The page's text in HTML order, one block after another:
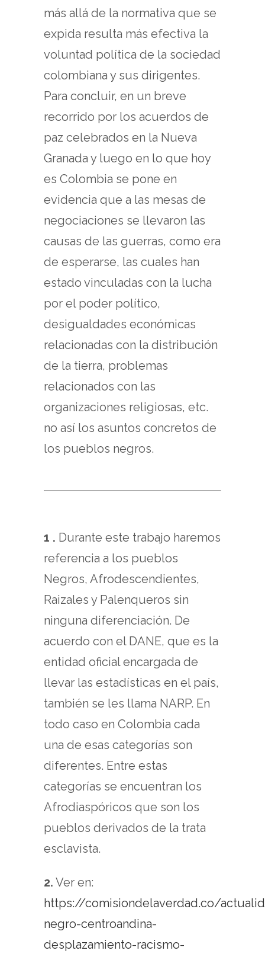
más allá de la normativa que se
expida resulta más efectiva la
voluntad política de la sociedad
colombiana y sus dirigentes.
Para concluir, en un breve
recorrido por los acuerdos de
paz celebrados en la Nueva
Granada y luego en lo que hoy
es Colombia se pone en
evidencia que a las mesas de
negociaciones se llevaron las
causas de las guerras, como era
de esperarse, las cuales han
estado vinculadas con la lucha
por el poder político,
desigualdades económicas
relacionadas con la distribución
de la tierra, problemas
relacionados con las
organizaciones religiosas, etc.
no así los asuntos concretos de
los pueblos negros.
1 . Durante este trabajo haremos
referencia a los pueblos
Negros, Afrodescendientes,
Raizales y Palenqueros sin
ninguna diferenciación. De
acuerdo con el DANE, que es la
entidad oficial encargada de
llevar las estadísticas en el país,
también se les llama NARP. En
todo caso en Colombia cada
una de esas categorías son
diferentes. Entre estas
categorías se encuentran los
Afrodiaspóricos que son los
pueblos derivados de la trata
esclavista.
2. Ver en:
https://comisiondelaverdad.co/
negro-centroandina-
desplazamiento-racismo-